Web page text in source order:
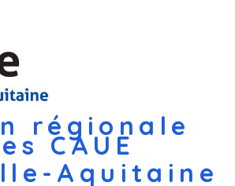
régionale
CAUE
Aquitaine